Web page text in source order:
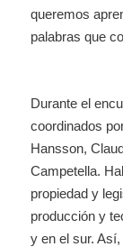
queremos
palabras que
Durante el
coordinados
Hansson,
Campetella.
propiedad y
producción y
y en el sur.